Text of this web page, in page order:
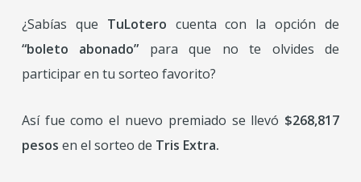
¿Sabías que TuLotero cuenta con la opción de
“boleto abonado” para que no te olvides de
participar en tu sorteo favorito?
Así fue como el nuevo premiado se llevó $268,817
pesos en el sorteo de Tris Extra.